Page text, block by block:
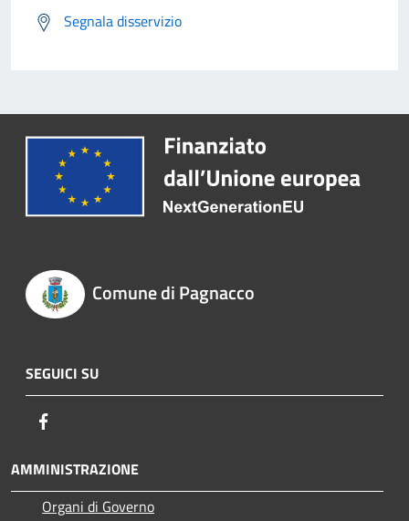
Segnala disservizio
Comune di Pagnacco
SEGUICI SU
AMMINISTRAZIONE
Organi di Governo